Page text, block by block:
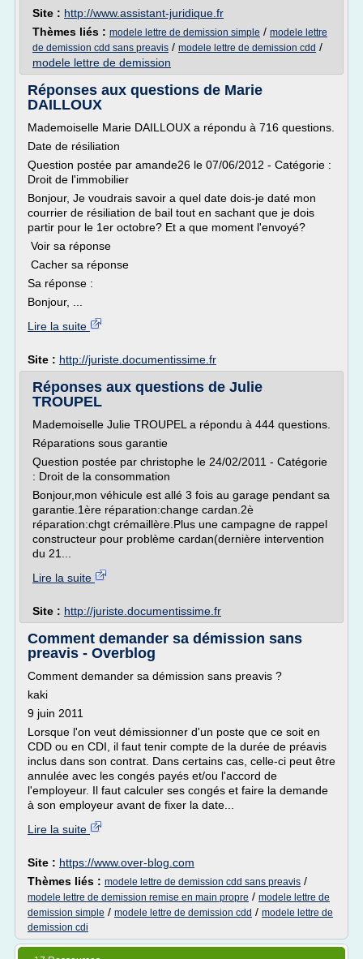
Site : http://www.assistant-juridique.fr
Thèmes liés : modele lettre de demission simple / modele lettre
de demission cdd sans preavis / modele lettre de demission cdd /
modele lettre de demission
Réponses aux questions de Marie
DAILLOUX
Mademoiselle Marie DAILLOUX a répondu à 716 questions.
Date de résiliation
Question postée par amande26 le 07/06/2012 - Catégorie :
Droit de l'immobilier
Bonjour, Je voudrais savoir a quel date dois-je daté mon
courrier de résiliation de bail tout en sachant que je dois
partir pour le 1er octobre? Et a que moment l'envoyé?
Voir sa réponse
Cacher sa réponse
Sa réponse :
Bonjour, ...
Lire la suite
Site : http://juriste.documentissime.fr
Réponses aux questions de Julie
TROUPEL
Mademoiselle Julie TROUPEL a répondu à 444 questions.
Réparations sous garantie
Question postée par christophe le 24/02/2011 - Catégorie
: Droit de la consommation
Bonjour,mon véhicule est allé 3 fois au garage pendant sa
garantie.1ère réparation:change cardan.2è
réparation:chgt crémaillère.Plus une campagne de rappel
constructeur pour problème cardan(dernière intervention
du 21...
Lire la suite
Site : http://juriste.documentissime.fr
Comment demander sa démission sans
preavis - Overblog
Comment demander sa démission sans preavis ?
kaki
9 juin 2011
Lorsque l'on veut démissionner d'un poste que ce soit en
CDD ou en CDI, il faut tenir compte de la durée de préavis
inclus dans son contrat. Dans certains cas, celle-ci peut être
annulée avec les congés payés et/ou l'accord de
l'employeur. Il faut calculer ses congés et faire la demande
à son employeur avant de fixer la date...
Lire la suite
Site : https://www.over-blog.com
Thèmes liés : modele lettre de demission cdd sans preavis /
modele lettre de demission remise en main propre / modele lettre de
demission simple / modele lettre de demission cdd / modele lettre de
demission cdi